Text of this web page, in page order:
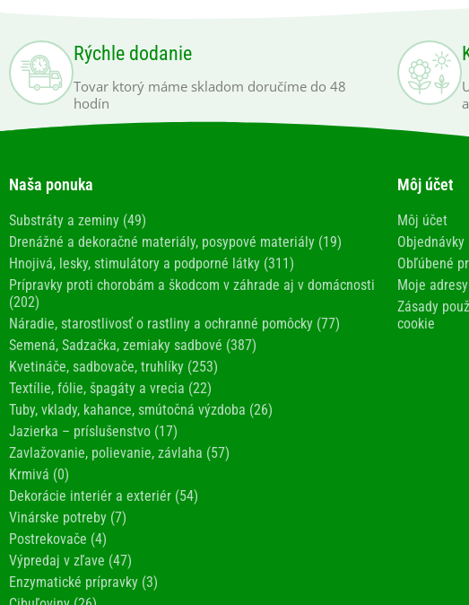
Rýchle dodanie
Tovar ktorý máme skladom doručíme do 48
hodín
Naša ponuka
Substráty a zeminy (49)
Drenážné a dekoračné materiály, posypové materiály (19)
Hnojivá, lesky, stimulátory a podporné látky (311)
Prípravky proti chorobám a škodcom v záhrade aj v domácnosti
(202)
Náradie, starostlivosť o rastliny a ochranné pomôcky (77)
Semená, Sadzačka, zemiaky sadbové (387)
Kvetináče, sadbovače, truhlíky (253)
Textílie, fólie, špagáty a vrecia (22)
Tuby, vklady, kahance, smútočná výzdoba (26)
Jazierka – príslušenstvo (17)
Zavlažovanie, polievanie, závlaha (57)
Krmivá (0)
Dekorácie interiér a exteriér (54)
Vinárske potreby (7)
Postrekovače (4)
Výpredaj v zľave (47)
Enzymatické prípravky (3)
Môj účet
Môj účet
Objednávky
Obľúbené
Moje adresy
Zásady
cookie